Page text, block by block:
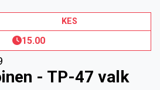
KES
15.00
- TP-47 valk